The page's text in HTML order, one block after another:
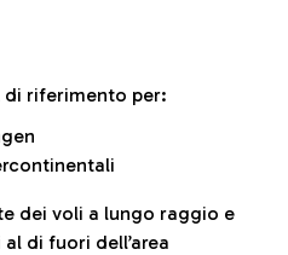
di riferimento per:
dei voli a lungo raggio e
di fuori dell’area